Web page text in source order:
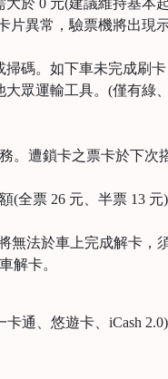
於 0 元(建議維持基本
片異常，驗票機將出現
碼。如下車未完成刷
眾運輸工具。(僅有綠、
。遭鎖卡之票卡於下次
(全票 26 元、半票 13 元
無法於車上完成解卡，
解卡。
通、悠遊卡、iCash